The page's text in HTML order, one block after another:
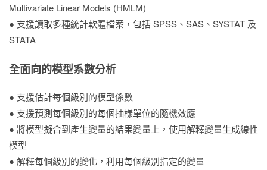
Multivariate Linear Models (HMLM)
● 支援讀取多種統計軟體檔案，包括 SPSS、SAS、SYSTAT 及
STATA
全面向的模型系數分析
● 支援估計每個級別的模型係數
● 支援預測每個級別的每個抽樣單位的隨機效應
● 將模型擬合到產生變量的結果變量上，使用解釋變量生成線性
模型
● 解釋每個級別的變化，利用每個級別指定的變量